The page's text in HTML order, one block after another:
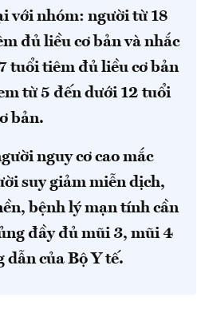
với nhóm: người từ 18
đủ liều cơ bản và nhắc
tuổi tiêm đủ liều cơ bản
từ 5 đến dưới 12 tuổi
bản.
nguy cơ cao mắc
suy giảm miễn dịch,
bệnh lý mạn tính cần
đầy đủ mũi 3, mũi 4
dẫn của Bộ Y tế.